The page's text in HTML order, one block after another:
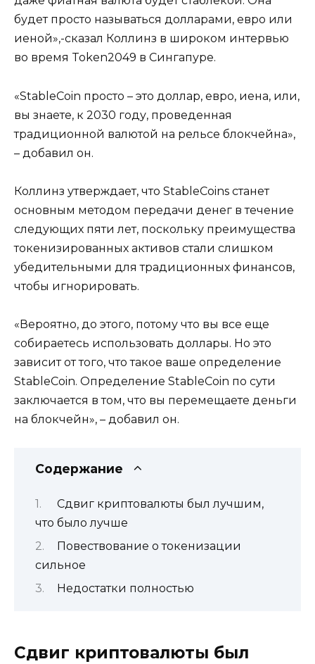
будет просто называться долларами, евро или
иеной»,-сказал Коллинз в широком интервью
во время Token2049 в Сингапуре.
«StableCoin просто – это доллар, евро, иена, или,
вы знаете, к 2030 году, проведенная
традиционной валютой на рельсе блокчейна»,
– добавил он.
Коллинз утверждает, что StableCoins станет
основным методом передачи денег в течение
следующих пяти лет, поскольку преимущества
токенизированных активов стали слишком
убедительными для традиционных финансов,
чтобы игнорировать.
«Вероятно, до этого, потому что вы все еще
собираетесь использовать доллары. Но это
зависит от того, что такое ваше определение
StableCoin. Определение StableCoin по сути
заключается в том, что вы перемещаете деньги
на блокчейн», – добавил он.
Содержание
Сдвиг криптовалюты был лучшим,
что было лучше
Повествование о токенизации
сильное
Недостатки полностью
Сдвиг криптовалюты был